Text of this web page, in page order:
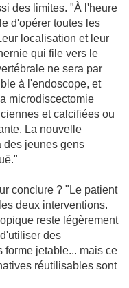
des limites. "À l'heure
d'opérer toutes les
localisation et leur
qui file vers le
ne sera par
à l'endoscope, et
microdiscectomie
et calcifiées ou
La nouvelle
des jeunes gens
conclure ? "Le patient
deux interventions.
reste légèrement
des
forme jetable... mais ce
réutilisables sont